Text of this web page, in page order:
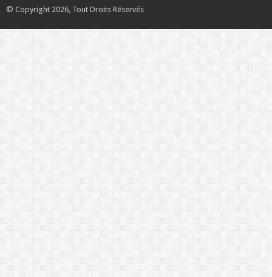
© Copyright 2026, Tout Droits Réservés